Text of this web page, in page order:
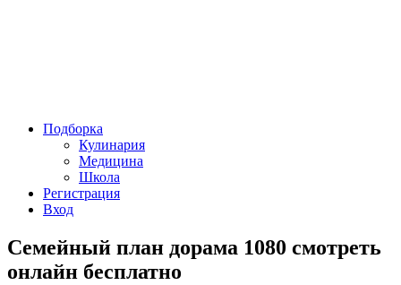
Подборка
Кулинария
Медицина
Школа
Регистрация
Вход
Семейный план дорама 1080 смотреть
онлайн бесплатно